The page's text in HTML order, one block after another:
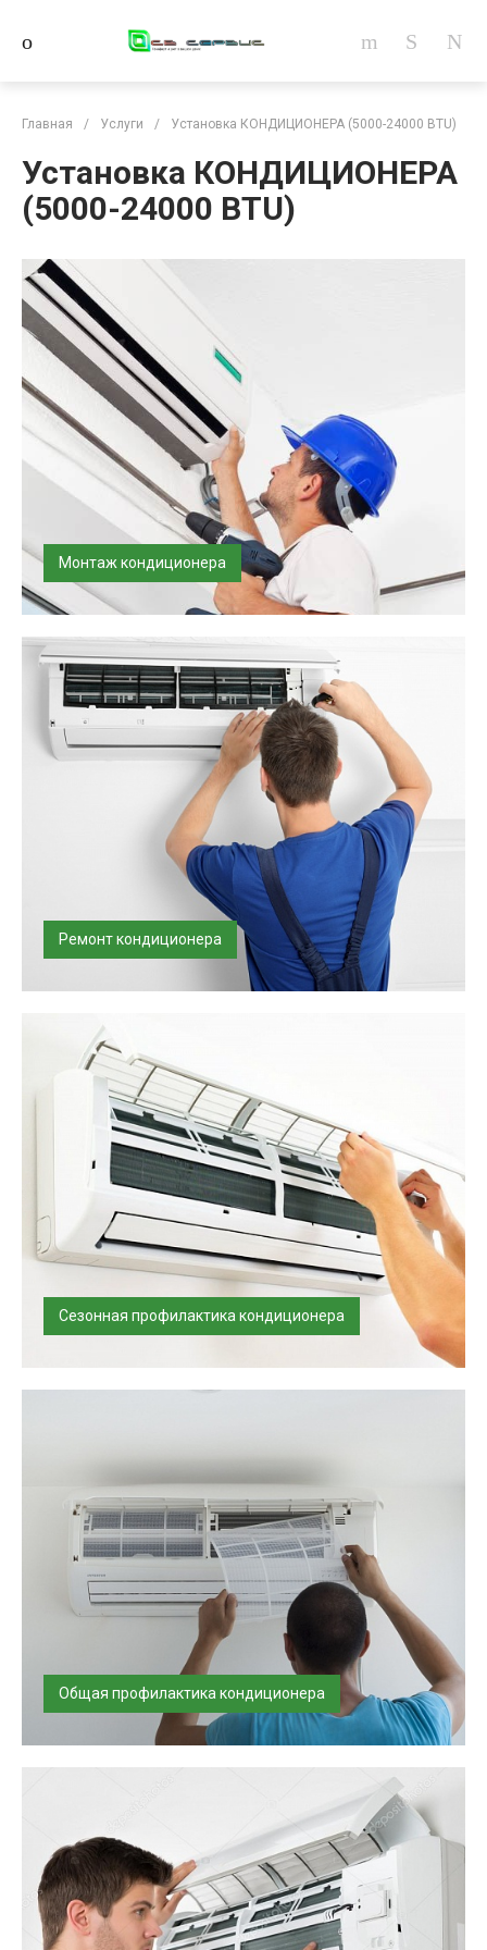
Главная / Услуги / Установка КОНДИЦИОНЕРА (5000-24000 BTU)
Установка КОНДИЦИОНЕРА
(5000-24000 BTU)
Монтаж кондиционера
Установим и запустим кондиционер,
Ремонт кондиционера
Несмотря на профилактические меры, поломка может
Сезонная профилактика кондиционера
Общая профилактика кондиционера
Наши специалисты имеют большой опыт, работают